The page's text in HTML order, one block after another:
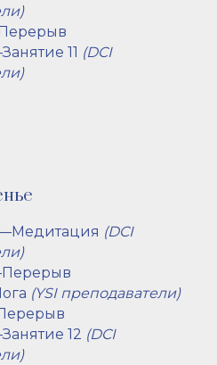
11 (DCI
(DCI
(YSI преподаватели)
12 (DCI